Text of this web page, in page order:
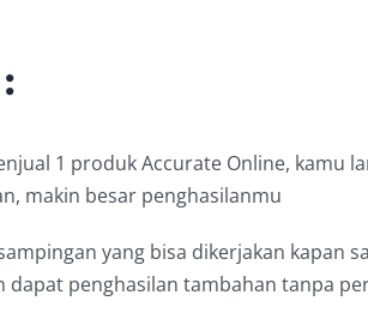
1 produk Accurate Online, kamu
makin besar penghasilanmu
yang bisa dikerjakan kapan
dapat penghasilan tambahan tanpa